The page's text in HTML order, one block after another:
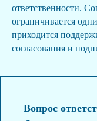
ответственности.
ограничивается
приходится
согласования и
Вопрос